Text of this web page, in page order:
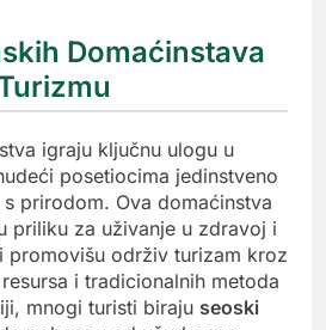
Domaćinstava
igraju ključnu ulogu u
posetiocima jedinstveno
prirodom. Ova domaćinstva
priliku za uživanje u zdravoj i
promovišu održiv turizam kroz
i tradicionalnih metoda
mnogi turisti biraju seoski